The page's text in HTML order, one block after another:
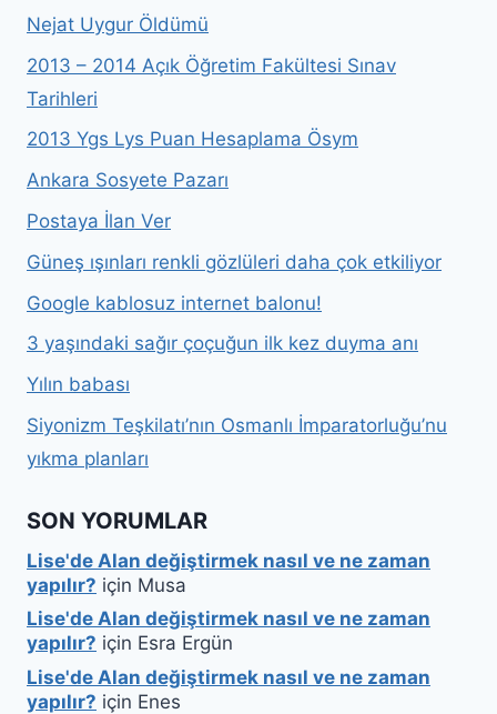
Nejat Uygur Öldümü
2013 – 2014 Açık Öğretim Fakültesi Sınav
Tarihleri
2013 Ygs Lys Puan Hesaplama Ösym
Ankara Sosyete Pazarı
Postaya İlan Ver
Güneş ışınları renkli gözlüleri daha çok etkiliyor
Google kablosuz internet balonu!
3 yaşındaki sağır çoçuğun ilk kez duyma anı
Yılın babası
Siyonizm Teşkilatı’nın Osmanlı İmparatorluğu’nu
yıkma planları
SON YORUMLAR
Lise'de Alan değiştirmek nasıl ve ne zaman
yapılır? için Musa
Lise'de Alan değiştirmek nasıl ve ne zaman
yapılır? için Esra Ergün
Lise'de Alan değiştirmek nasıl ve ne zaman
yapılır? için Enes